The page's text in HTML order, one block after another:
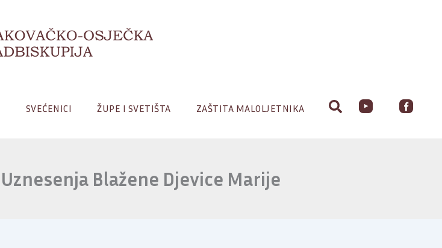
SVEĆENICI ŽUPE I SVETIŠTA ZAŠTITA MALOLJETNIKA
Blažene Djevice Marije